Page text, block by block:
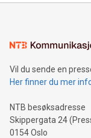
Vil du sende en
Her finner du mer
NTB besøksadresse
Skippergata 24
0154 Oslo